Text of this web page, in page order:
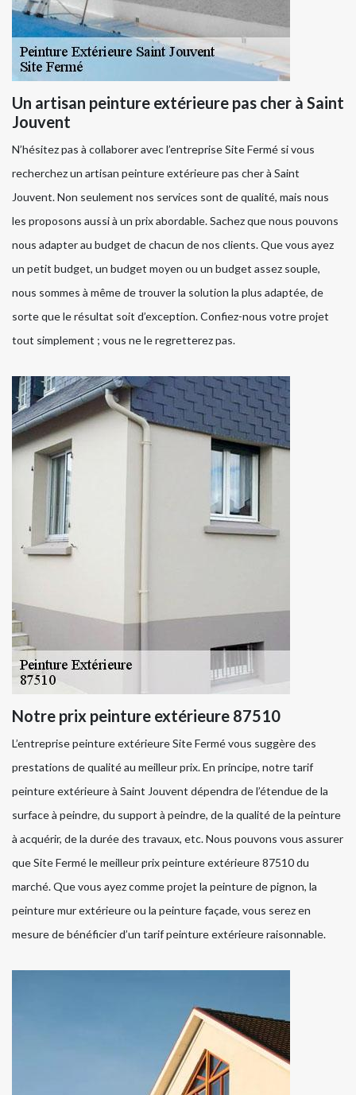
Un artisan peinture extérieure pas cher à Saint
Jouvent
N’hésitez pas à collaborer avec l’entreprise Site Fermé si vous
recherchez un artisan peinture extérieure pas cher à Saint
Jouvent. Non seulement nos services sont de qualité, mais nous
les proposons aussi à un prix abordable. Sachez que nous pouvons
nous adapter au budget de chacun de nos clients. Que vous ayez
un petit budget, un budget moyen ou un budget assez souple,
nous sommes à même de trouver la solution la plus adaptée, de
sorte que le résultat soit d’exception. Confiez-nous votre projet
tout simplement ; vous ne le regretterez pas.
Notre prix peinture extérieure 87510
L’entreprise peinture extérieure Site Fermé vous suggère des
prestations de qualité au meilleur prix. En principe, notre tarif
peinture extérieure à Saint Jouvent dépendra de l’étendue de la
surface à peindre, du support à peindre, de la qualité de la peinture
à acquérir, de la durée des travaux, etc. Nous pouvons vous assurer
que Site Fermé le meilleur prix peinture extérieure 87510 du
marché. Que vous ayez comme projet la peinture de pignon, la
peinture mur extérieure ou la peinture façade, vous serez en
mesure de bénéficier d’un tarif peinture extérieure raisonnable.